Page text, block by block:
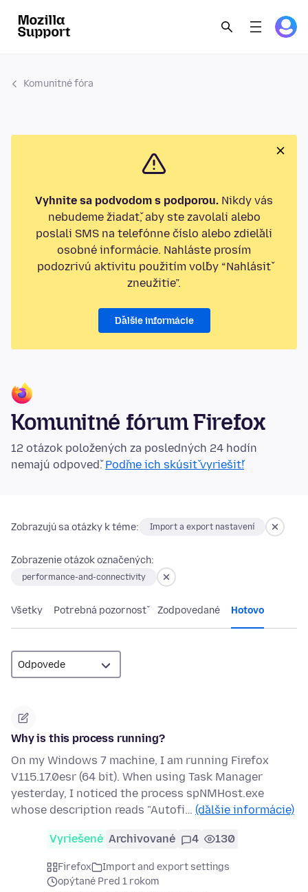
Komunitné fóra
Vyhnite sa podvodom s podporou. Nikdy vás
nebudeme žiadať, aby ste zavolali alebo
poslali SMS na telefónne číslo alebo zdieľali
osobné informácie. Nahláste prosím
podozrivú aktivitu použitím voľby “Nahlásiť
zneužitie”.
Ďalšie informácie
Komunitné fórum Firefox
12 otázok položených za posledných 24 hodín
nemajú odpoveď.Poďme ich skúsiť vyriešiť!
Zobrazujú sa otázky k téme: Import a export nastavení
Zobrazenie otázok označených:
performance-and-connectivity
Všetky Potrebná pozornosť Zodpovedané Hotovo
Why is this process running?
On my Windows 7 machine, I am running Firefox
V115.17.0esr (64 bit). When using Task Manager
yesterday, I noticed the process spNMHost.exe
whose description reads "Autofi… (ďalšie informácie)
Vyriešené Archivované 4 130
Firefox
Import and export settings
opýtané Pred 1 rokom